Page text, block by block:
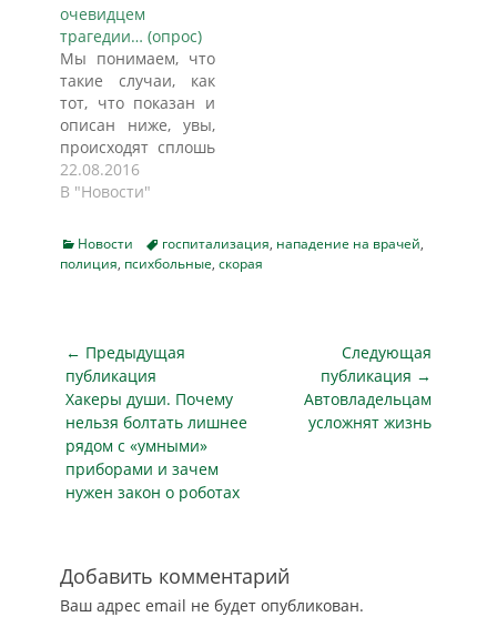
окраине парка
«Сокольники»,
обещала быть
нервной и
тревожной. Ведь
накануне вечером
в больницу пришел
«вооруженный»
неадекват и напал
нет... Как убедился
корреспондент
своим чередом. В
больнице все…
наказание в виде
штрафа, а то и
очевидцем
трагедии… (опрос)
Мы понимаем, что
такие случаи, как
тот, что показан и
описан ниже, увы,
происходят сплошь
и рядом. Именно
поэтому мы и взяли
примера. Нас
заинтересовало, а
очевидцам
подобных
трагедий? Убежать?
Попытаться помочь
(а если да, то каким
образом)? Имело бы
значение, если…
22.08.2016
В "Новости"
Categories
Новости Tagsгоспитализация, нападение на врачей,
полиция, психбольные, скорая
Навигация
по
записям
← Предыдущая
публикация
Предыдущая
публикация
Хакеры души. Почему
нельзя болтать лишнее
рядом с «умными»
приборами и зачем
нужен закон о роботах
Следующая
публикация →
Следующая
публикация
Автовладельцам
усложнят жизнь
Добавить комментарий
Ваш адрес email не будет опубликован.